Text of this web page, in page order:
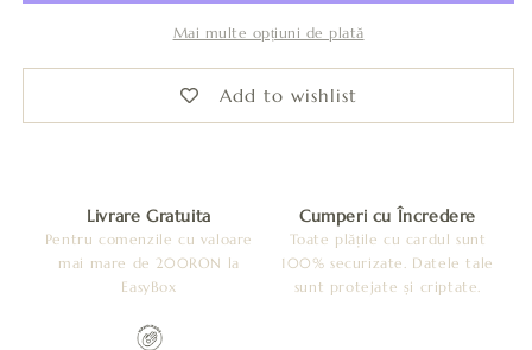
(115)
(115)
Mai multe opțiuni de plată
Add to wishlist
Livrare Gratuita
Pentru comenzile cu valoare
mai mare de 200RON la
EasyBox
Cumperi cu Încredere
Toate plățile cu cardul sunt
100% securizate. Datele tale
sunt protejate și criptate.